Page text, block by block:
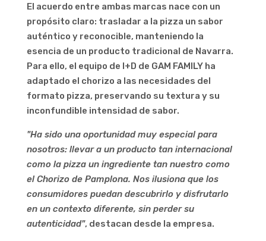
El acuerdo entre ambas marcas nace con un
propósito claro: trasladar a la pizza un sabor
auténtico y reconocible, manteniendo la
esencia de un producto tradicional de Navarra.
Para ello, el equipo de I+D de GAM FAMILY ha
adaptado el chorizo a las necesidades del
formato pizza, preservando su textura y su
inconfundible intensidad de sabor.
"Ha sido una oportunidad muy especial para
nosotros: llevar a un producto tan internacional
como la pizza un ingrediente tan nuestro como
el Chorizo de Pamplona. Nos ilusiona que los
consumidores puedan descubrirlo y disfrutarlo
en un contexto diferente, sin perder su
autenticidad", destacan desde la empresa.